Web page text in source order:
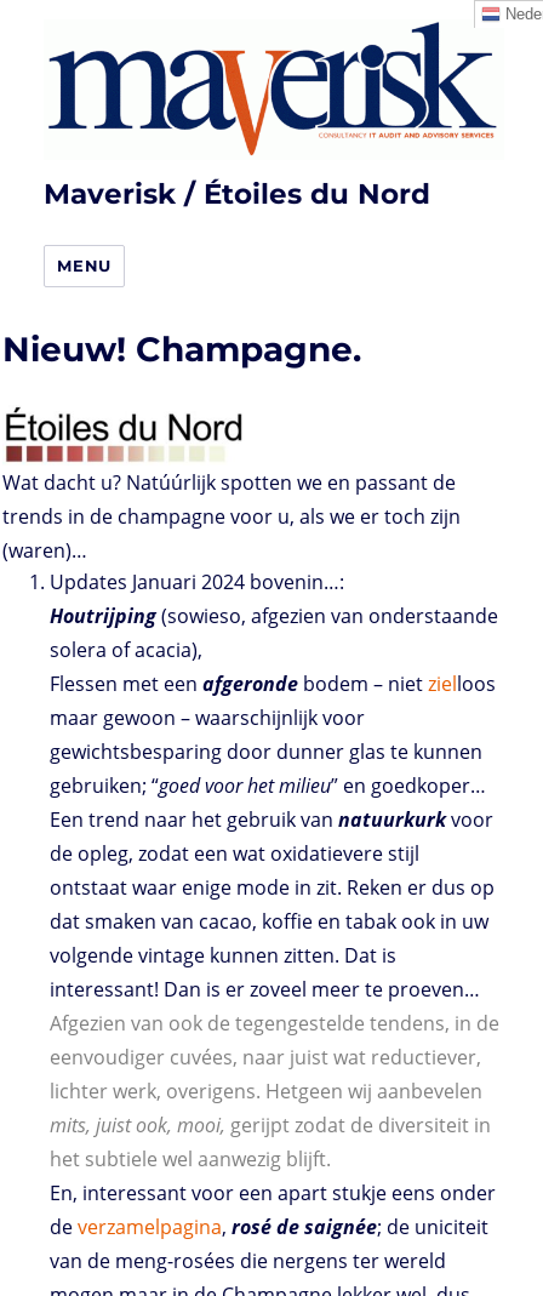
Maverisk / Étoiles du Nord
MENU
Nieuw! Champagne.
Wat dacht u? Natúúrlijk spotten we en passant de
trends in de champagne voor u, als we er toch zijn
(waren)…
Updates Januari 2024 bovenin…:
Houtrijping(sowieso, afgezien van onderstaande
solera of acacia),
Flessen met een afgeronde bodem – nietzielloos
maar gewoon – waarschijnlijk voor
gewichtsbesparing door dunner glas te kunnen
gebruiken; “goed voor het milieu” en goedkoper…
Een trend naar het gebruik van natuurkurkvoor
de opleg, zodat een wat oxidatievere stijl
ontstaat waar enige mode in zit. Reken er dus op
dat smaken van cacao, koffie en tabak ook in uw
volgende vintage kunnen zitten. Dat is
interessant! Dan is er zoveel meer te proeven…
Afgezien van ook de tegengestelde tendens, in de
eenvoudiger cuvées, naar juist wat reductiever,
lichter werk, overigens. Hetgeen wij aanbevelen
mits, juist ook, mooi, gerijpt zodat de diversiteit in
het subtiele wel aanwezig blijft.
En, interessant voor een apart stukje eens onder
deverzamelpagina, rosé de saignée; de uniciteit
van de meng-rosées die nergens ter wereld